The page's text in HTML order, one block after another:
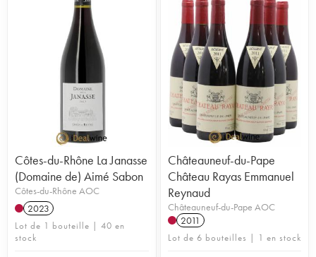
Côtes-du-Rhône La Janasse
(Domaine de) Aimé Sabon
Côtes-du-Rhône AOC
2023
Lot de 1 bouteille | 40 en
stock
Châteauneuf-du-Pape
Château Rayas Emmanuel
Reynaud
Châteauneuf-du-Pape AOC
2011
Lot de 6 bouteilles | 1 en stock